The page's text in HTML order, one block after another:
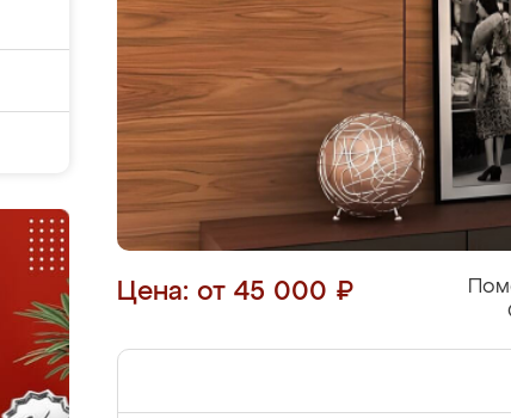
Цена: от 45 000 ₽